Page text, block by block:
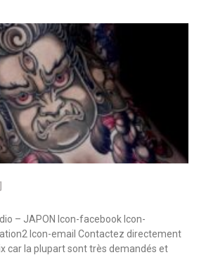
– JAPON Icon-facebook Icon-
Icon-email Contactez directement
car la plupart sont très demandés et